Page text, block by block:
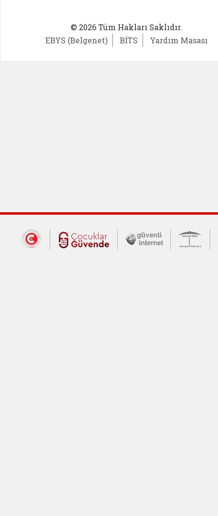
© 2026 Tüm Hakları Saklıdır.
EBYS (Belgenet)
BİTS Yardım Masası
Dış Bağlantılar
Cumhurbaşkanlığı İletişim Merkezi
Çocuklar Güvende (yeni
Güvenli